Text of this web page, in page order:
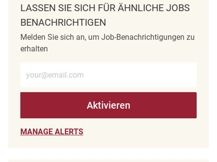
LASSEN SIE SICH FÜR ÄHNLICHE JOBS
BENACHRICHTIGEN
Melden Sie sich an, um Job-Benachrichtigungen zu
erhalten
Aktivieren
MANAGE ALERTS